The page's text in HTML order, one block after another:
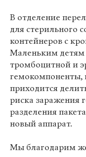
В отделение
для стерильного
контейнеров с
Маленьким
тромбоцитной и
гемокомпоненты,
приходится
риска заражения
разделения
новый аппарат.
Мы благодарим